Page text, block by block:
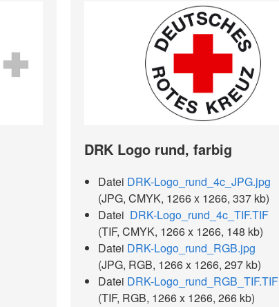
DRK Logo rund, farbig
Datei DRK-Logo_rund_4c_JPG.jpg
(JPG, CMYK, 1266 x 1266, 337 kb)
Datei DRK-Logo_rund_4c_TIF.TIF
(TIF, CMYK, 1266 x 1266, 148 kb)
Datei DRK-Logo_rund_RGB.jpg
(JPG, RGB, 1266 x 1266, 297 kb)
Datei DRK-Logo_rund_RGB_TIF.TIF
(TIF, RGB, 1266 x 1266, 266 kb)